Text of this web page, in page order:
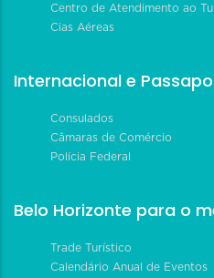
Centro de Atendimento ao
Cias Aéreas
Internacional e
Consulados
Câmaras de Comércio
Polícia Federal
Belo Horizonte para o
Trade Turístico
Calendário Anual de Eventos